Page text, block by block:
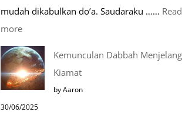
mudah dikabulkan do’a. Saudaraku …… Read
more:
Do’a
Saat
Safar,
Kemunculan Dabbah Menjelang
Kiamat
by Aaron
30/06/2025